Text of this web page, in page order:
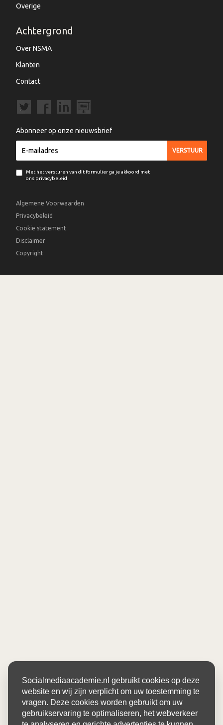
Overige
Achtergrond
Over NSMA
Klanten
Contact
Abonneer op onze nieuwsbrief
Met het versturen van dit formulier ga je akkoord met
ons privacybeleid
Algemene Voorwaarden
Privacybeleid
Cookie statement
Disclaimer
Copyright
Socialmediaacademie.nl gebruikt cookies op deze
website en wij zijn verplicht om uw toestemming te
vragen. Deze cookies worden gebruikt om uw
gebruikservaring te optimaliseren, het webverkeer